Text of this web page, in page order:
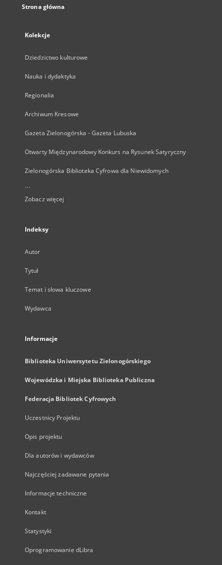
Strona główna
Kolekcje
Dziedzictwo kulturowe
Nauka i dydaktyka
Regionalia
Archiwum Kresowe
Gazeta Zielonogórska - Gazeta Lubuska
Otwarty Międzynarodowy Konkurs na Rysunek Satyryczny
Zielonogórska Biblioteka Cyfrowa dla Niewidomych
...
Zobacz więcej
Indeksy
Autor
Tytuł
Temat i słowa kluczowe
Wydawca
Informacje
Biblioteka Uniwersytetu Zielonogórskiego
Wojewódzka i Miejska Biblioteka Publiczna
Federacja Bibliotek Cyfrowych
Uczestnicy Projektu
Opis projektu
Dla autorów i wydawców
Najczęściej zadawane pytania
Informacje techniczne
Kontakt
Statystyki
Oprogramowanie dLibra